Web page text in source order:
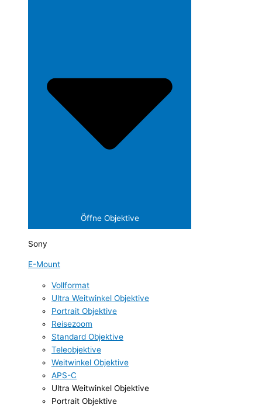
Öffne Objektive
Sony
E-Mount
Vollformat
Ultra Weitwinkel Objektive
Portrait Objektive
Reisezoom
Standard Objektive
Teleobjektive
Weitwinkel Objektive
APS-C
Ultra Weitwinkel Objektive
Portrait Objektive